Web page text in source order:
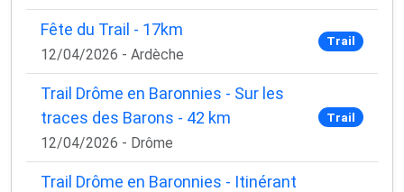
Fête du Trail - 17km
12/04/2026 - Ardèche
Trail
Trail Drôme en Baronnies - Sur les
traces des Barons - 42 km
12/04/2026 - Drôme
Trail
Trail Drôme en Baronnies - Itinérant